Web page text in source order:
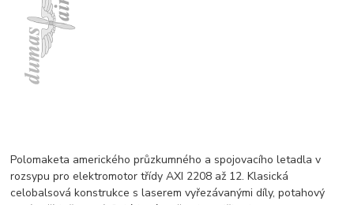
Polomaketa amerického průzkumného a spojovacího letadla v
rozsypu pro elektromotor třídy AXI 2208 až 12. Klasická
celobalsová konstrukce s laserem vyřezávanými díly, potahový